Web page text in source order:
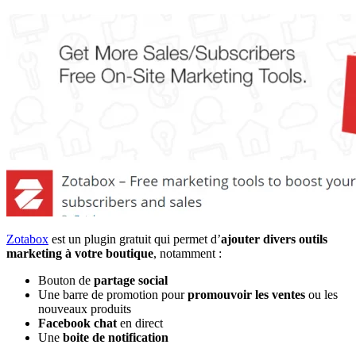
Zotabox est un plugin gratuit qui permet d’ajouter divers outils
marketing à votre boutique, notamment :
Bouton de partage social
Une barre de promotion pourpromouvoir les ventes ou les
nouveaux produits
Facebook chat en direct
Une boite de notification